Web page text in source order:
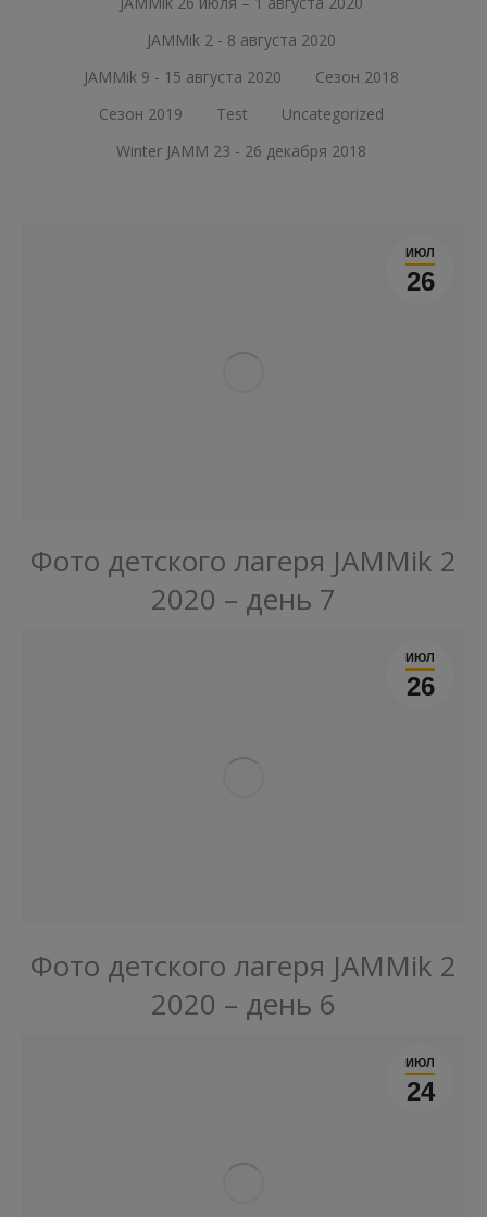
JAMMik 2 - 8 августа 2020
JAMMik 9 - 15 августа 2020
Сезон 2018
Сезон 2019
Test
Uncategorized
Winter JAMM 23 - 26 декабря 2018
ИЮЛ
26
Фото детского лагеря JAMMik 2
2020 – день 7
ИЮЛ
26
Фото детского лагеря JAMMik 2
2020 – день 6
ИЮЛ
24